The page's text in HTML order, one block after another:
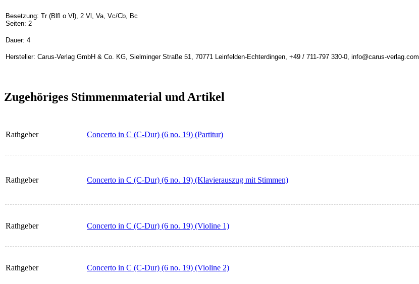
Besetzung: Tr (Blfl o Vl), 2 Vl, Va, Vc/Cb, Bc
Seiten: 2
Dauer: 4
Hersteller: Carus-Verlag GmbH & Co. KG, Sielminger Straße 51, 70771 Leinfelden-Echterdingen, +49 / 711-797 330-0, info@carus-verlag.com
Zugehöriges Stimmenmaterial und Artikel
Rathgeber Concerto in C (C-Dur) (6 no. 19) (Partitur)
Rathgeber Concerto in C (C-Dur) (6 no. 19) (Klavierauszug mit Stimmen)
Rathgeber Concerto in C (C-Dur) (6 no. 19) (Violine 1)
Rathgeber Concerto in C (C-Dur) (6 no. 19) (Violine 2)